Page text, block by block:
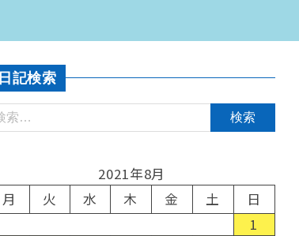
日記検索
2021年8月
月
火 水 木 金 土
日
1